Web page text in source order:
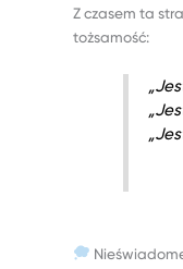
Z czasem ta
tożsamość: